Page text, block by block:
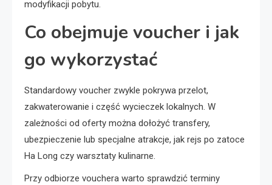
modyfikacji pobytu.
Co obejmuje voucher i jak
go wykorzystać
Standardowy voucher zwykle pokrywa przelot,
zakwaterowanie i część wycieczek lokalnych. W
zależności od oferty można dołożyć transfery,
ubezpieczenie lub specjalne atrakcje, jak rejs po zatoce
Ha Long czy warsztaty kulinarne.
Przy odbiorze vouchera warto sprawdzić terminy